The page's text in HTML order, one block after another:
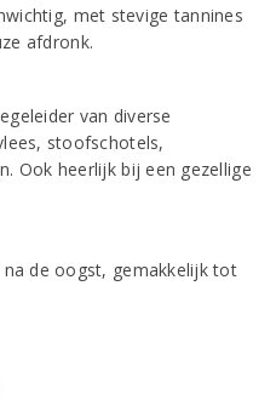
met stevige tannines
afdronk.
van diverse
stoofschotels,
Ook heerlijk bij een gezellige
de oogst, gemakkelijk tot